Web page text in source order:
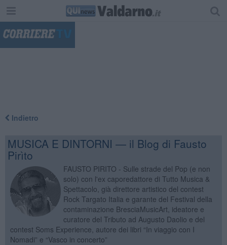
Indietro
MUSICA E DINTORNI — il Blog di Fausto
Pirìto
FAUSTO PIRITO - Sulle strade del Pop (e non
solo) con l'ex caporedattore di Tutto Musica &
Spettacolo, già direttore artistico del contest
Rock Targato Italia e garante del Festival della
contaminazione BresciaMusicArt, ideatore e
curatore del Tributo ad Augusto Daolio e del
contest Soms Experience, autore dei libri “In viaggio con I
Nomadi” e “Vasco in concerto”